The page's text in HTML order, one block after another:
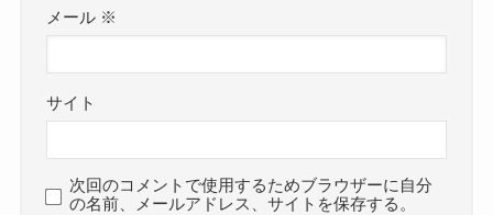
メール ※
サイト
次回のコメントで使用するためブラウザーに自分
の名前、メールアドレス、サイトを保存する。